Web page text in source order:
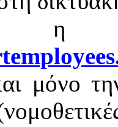
η
μόνο